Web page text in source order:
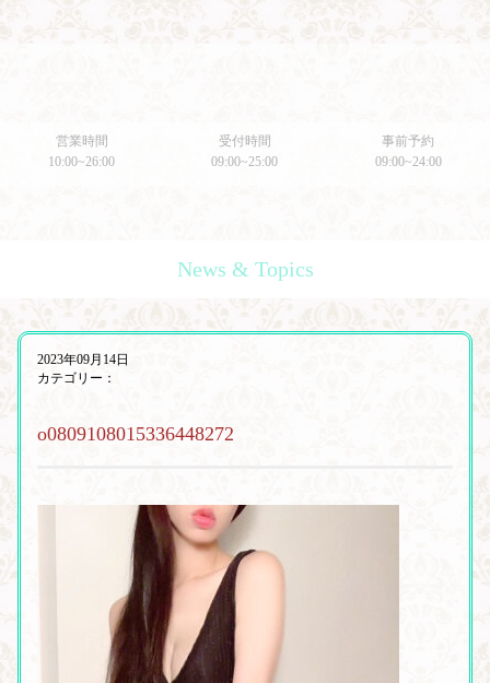
営業時間
10:00~26:00
受付時間
09:00~25:00
事前予約
09:00~24:00
News & Topics
2023年09月14日
カテゴリー：
o0809108015336448272